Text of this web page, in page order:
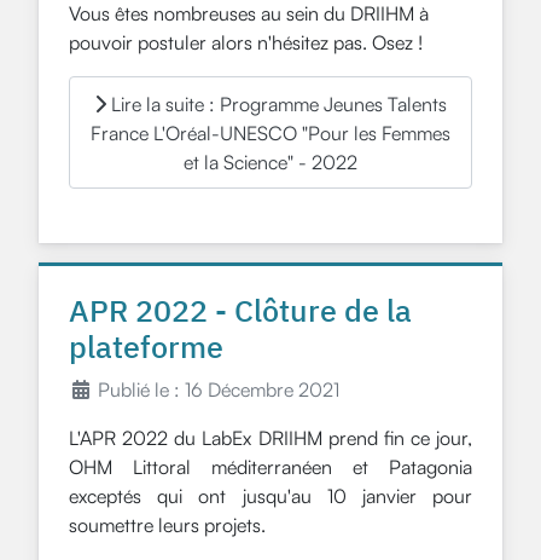
Vous êtes nombreuses au sein du DRIIHM à
pouvoir postuler alors n'hésitez pas. Osez !
Lire la suite : Programme Jeunes Talents
France L'Oréal-UNESCO "Pour les Femmes
et la Science" - 2022
APR 2022 - Clôture de la
plateforme
Publié le : 16 Décembre 2021
L'APR 2022 du LabEx DRIIHM prend fin ce jour,
OHM Littoral méditerranéen et Patagonia
exceptés qui ont jusqu'au 10 janvier pour
soumettre leurs projets.